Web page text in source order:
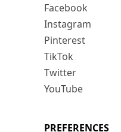
Facebook
Instagram
Pinterest
TikTok
Twitter
YouTube
PREFERENCES